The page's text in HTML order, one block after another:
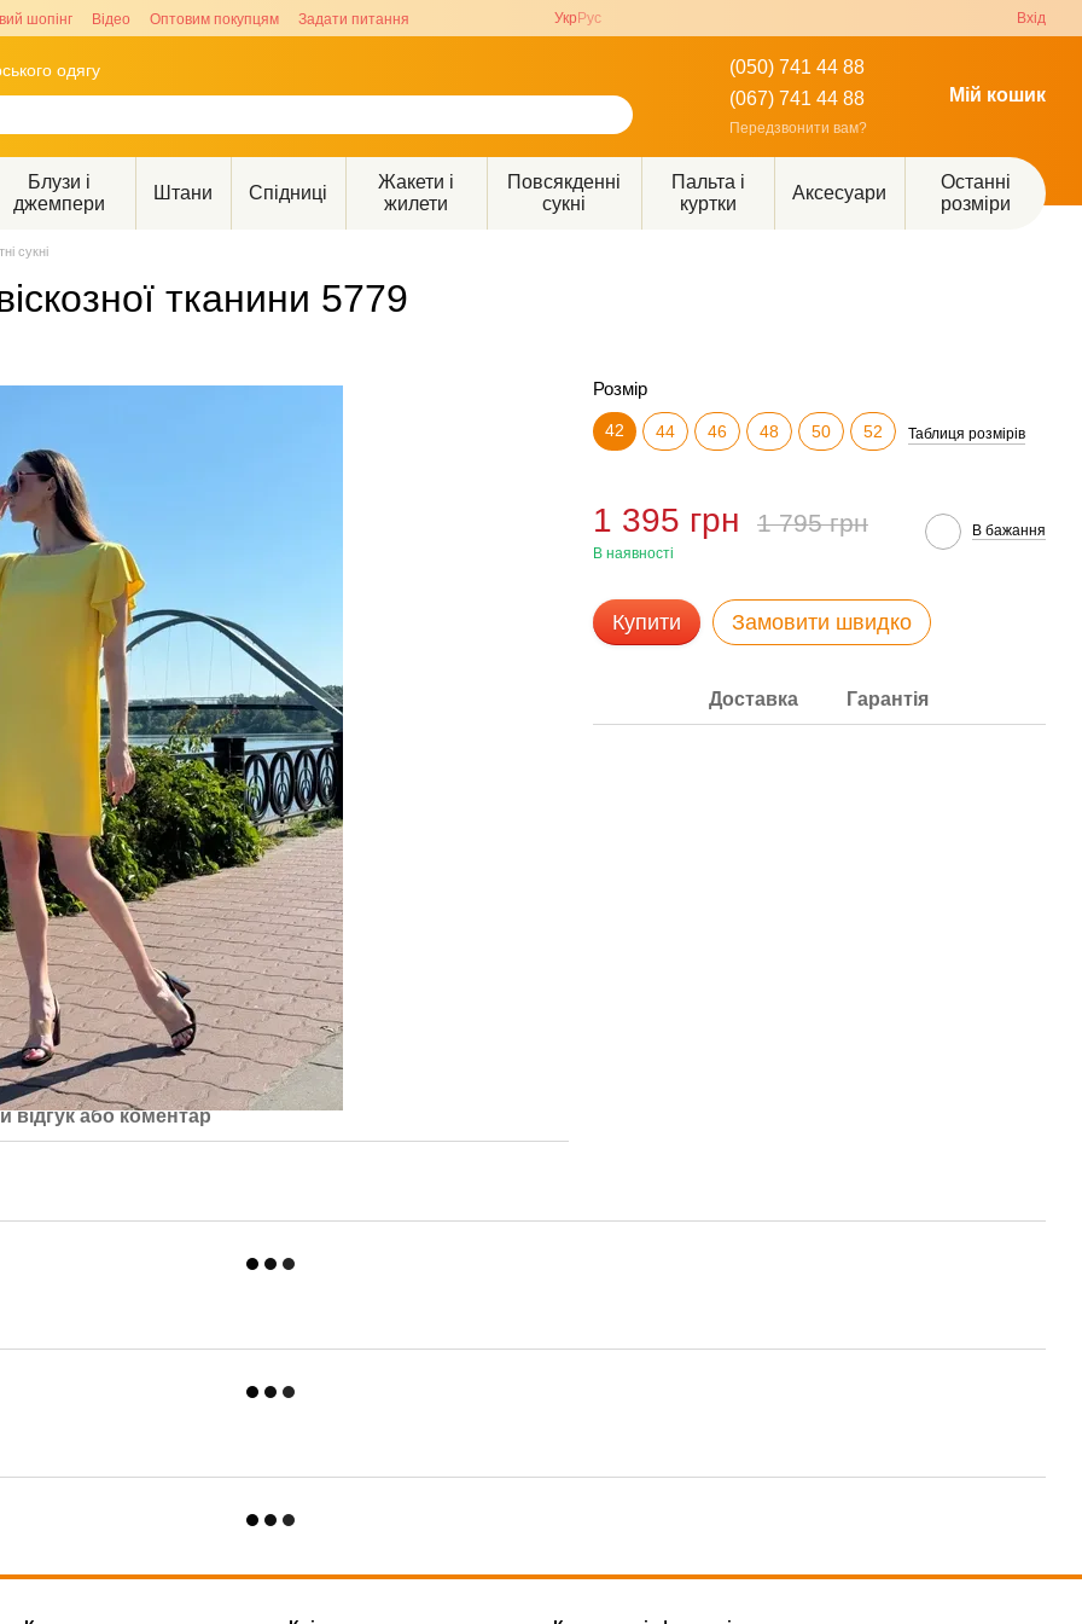
шопінг Відео Оптовим покупцям Задати питання Укр Рус Вхід
одягу
(050) 741 44 88
(067) 741 44 88
Передзвонити вам?
Мій кошик
Блузи і
джемпери
Штани Спідниці
Жакети і
жилети
Повсякденні
сукні
Пальта і
куртки
Аксесуари
Останні
розміри
сукні
тканини 5779
відгук або коментар
Розмір
42 44 46 48 50 52 Таблиця розмірів
1 395 грн 1 795 грн
В наявності
В бажання
Купити Замовити швидко
Доставка Гарантія